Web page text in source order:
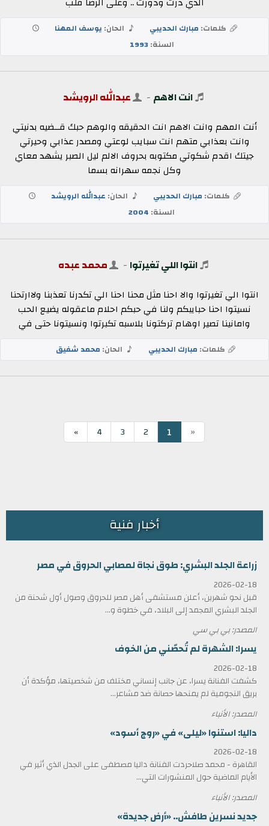
كلمات: مبارك الحديبي الحان: يوسف المهنا
السنة:1993
انت الاهم - عبدالله الرويشد
أنت المهم وانت الاهم انت الحقيقه والوهم حبك قــضيه بدنيتي
وانت بعذابي متهم انت سبايب لوعتي ومصدر عذابي وحيرتي
جيتك اقدم شكوتي مكتوبه بحروف الالم ليل الصبر يشهد معاي
وكل نجمه سهرانه بسما
كلمات: مبارك الحديبي الحان: عبدالله الرويشد
السنة: 2004
انتوا اللي تغيرتوا - محمد عبده
انتوا الي تغيرتوا والا احنا مثل محنا احنا الي تكدرنا تعذبنا ولاارتحنا
نسيتوا احنا حبايبكم ولنا في حبكم احلام ماعقوله يضيع الحب
وامانينا تصير اوهام تركتونا بلاسبه تكبرتوا ونسيتونا حتى في
كلمات: مبارك الحديبي الحان: محمد شفيق
«
1
2
3
4
»
أخبار فنية
زراعة الجلد البشري: طوق نجاة لمصابي الحروق في مصر
2026-02-18
قبل نحو شهرين، أعلن مستشفى أهل مصر للحروق وصول أول شحنة من
الجلد البشري المجمد إلى البلاد، في خطوة و...
المصدر: بي بي سي
يسرا: الشهرة لم تُحصّني من الخوف
2026-02-18
كشفت الفنانة يسرا، عن جانب إنساني مختلف من شخصيتها، مؤكدة أن
بريق النجومية لم يمنحها حصانة ضد مشاعر...
المصدر: الأنباء
داليا: استنوا «ليلى» في «روج أسود»
2026-02-18
القاهرة - محمد صلاحردت الفنانة داليا مصطفى على الجدل الذي أثير في
الأيام الماضية حول المنشورات التي...
المصدر: الأنباء
جديد نسرين طافش.. «أرض جديدة»